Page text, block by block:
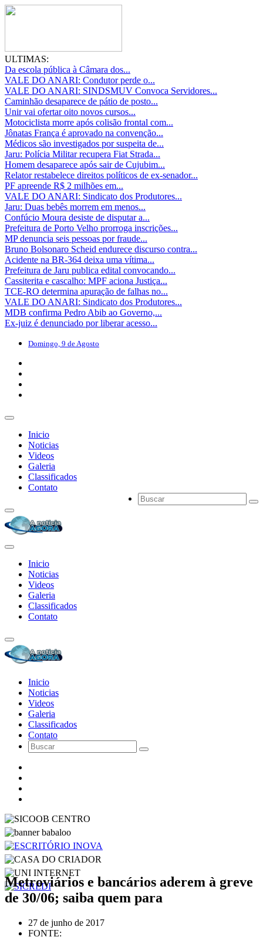
ULTIMAS:
Da escola pública à Câmara dos...
VALE DO ANARI: Condutor perde o...
VALE DO ANARI: SINDSMUV Convoca Servidores...
Caminhão desaparece de pátio de posto...
Unir vai ofertar oito novos cursos...
Motociclista morre após colisão frontal com...
Jônatas França é aprovado na convenção...
Médicos são investigados por suspeita de...
Jaru: Polícia Militar recupera Fiat Strada...
Homem desaparece após sair de Cujubim...
Relator restabelece direitos políticos de ex-senador...
PF apreende R$ 2 milhões em...
VALE DO ANARI: Sindicato dos Produtores...
Jaru: Duas bebês morrem em menos...
Confúcio Moura desiste de disputar a...
Prefeitura de Porto Velho prorroga inscrições...
MP denuncia seis pessoas por fraude...
Bruno Bolsonaro Scheid endurece discurso contra...
Acidente na BR-364 deixa uma vítima...
Prefeitura de Jaru publica edital convocando...
Cassiterita e cascalho: MPF aciona Justiça...
TCE-RO determina apuração de falhas no...
VALE DO ANARI: Sindicato dos Produtores...
MDB confirma Pedro Abib ao Governo,...
Ex-juiz é denunciado por liberar acesso...
Domingo, 9 de Agosto
Inicio
Noticias
Videos
Galeria
Classificados
Contato
Inicio
Noticias
Videos
Galeria
Classificados
Contato
Inicio
Noticias
Videos
Galeria
Classificados
Contato
Metroviários e bancários aderem à greve
de 30/06; saiba quem para
27 de junho de 2017
FONTE: